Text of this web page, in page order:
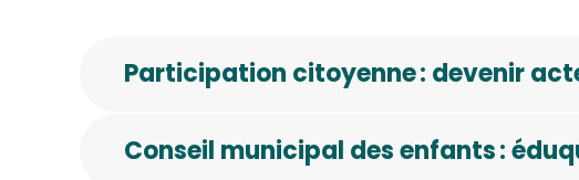
Participation citoyenne : devenir
Conseil municipal des enfants :